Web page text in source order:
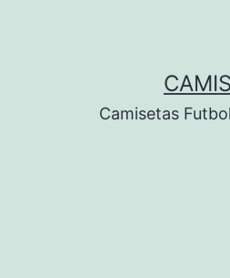
Camisetas